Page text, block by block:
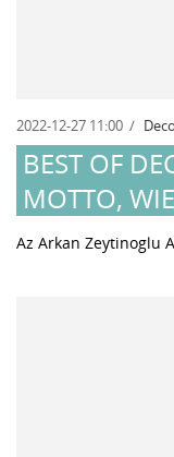
2022-12-27 11:00 Deco
BEST OF
MOTTO,
Az Arkan Zeytinoglu